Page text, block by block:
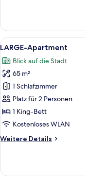
Apartment
Alle
Fotos
für
LARGE-
Apartment
anzeigen
7
LARGE-Apartment
Blick auf die Stadt
65 m²
1 Schlafzimmer
Platz für 2 Personen
1 King-Bett
Kostenloses WLAN
Weitere Details
Weitere
Apartment